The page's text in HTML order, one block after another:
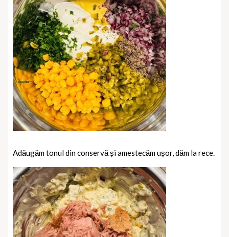
Adăugăm tonul din conservă și amestecăm ușor, dăm la rece.